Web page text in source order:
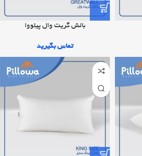
بالش گریت وال پیلووا
تماس بگیرید